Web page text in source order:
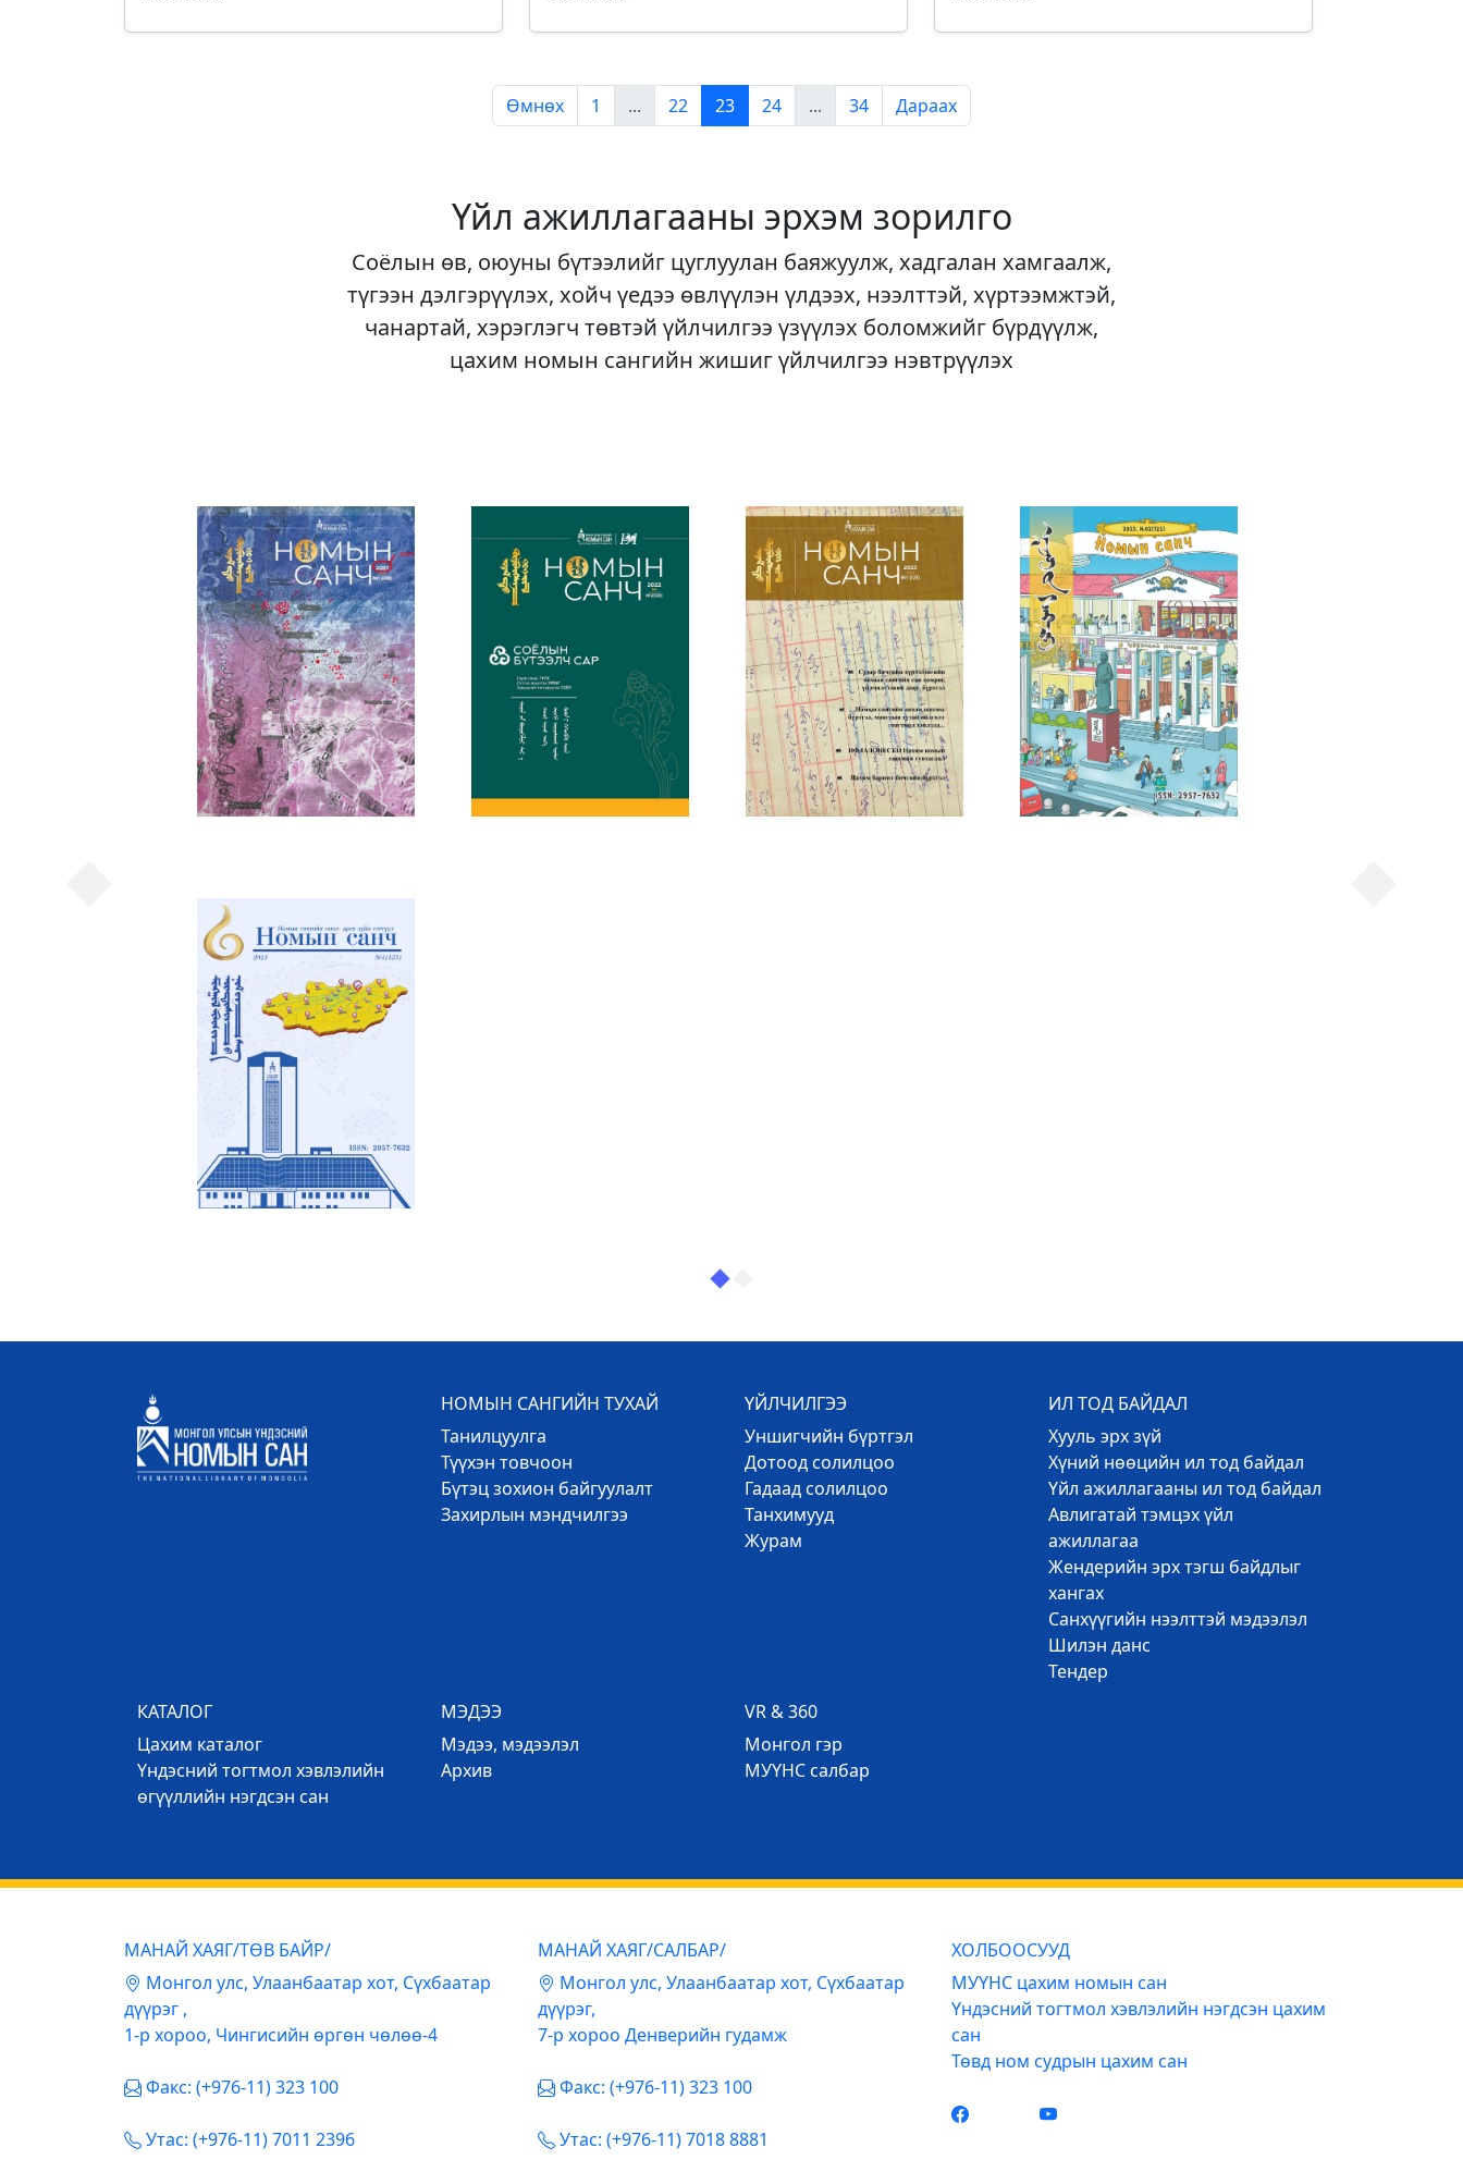
Өмнөх 1 ... 22 23 24 ... 34 Дараах
Үйл ажиллагааны эрхэм зорилго
Соёлын өв, оюуны бүтээлийг цуглуулан баяжуулж, хадгалан хамгаалж,
түгээн дэлгэрүүлэх, хойч үедээ өвлүүлэн үлдээх, нээлттэй, хүртээмжтэй,
чанартай, хэрэглэгч төвтэй үйлчилгээ үзүүлэх боломжийг бүрдүүлж,
цахим номын сангийн жишиг үйлчилгээ нэвтрүүлэх
НОМЫН САНГИЙН ТУХАЙ
Танилцуулга
Түүхэн товчоон
Бүтэц зохион байгуулалт
Захирлын мэндчилгээ
ҮЙЛЧИЛГЭЭ
Уншигчийн бүртгэл
Дотоод солилцоо
Гадаад солилцоо
Танхимууд
Журам
ИЛ ТОД БАЙДАЛ
Хууль эрх зүй
Хүний нөөцийн ил тод байдал
Үйл ажиллагааны ил тод байдал
Авлигатай тэмцэх үйл
ажиллагаа
Жендерийн эрх тэгш байдлыг
хангах
Санхүүгийн нээлттэй мэдээлэл
Шилэн данс
Тендер
КАТАЛОГ
Цахим каталог
Үндэсний тогтмол хэвлэлийн
өгүүллийн нэгдсэн сан
МЭДЭЭ
Mэдээ, мэдээлэл
Архив
VR & 360
Mонгол гэр
МУҮНС салбар
МАНАЙ ХАЯГ/ТӨВ БАЙР/
Mонгол улс, Улаанбаатар хот, Сүхбаатар
дүүрэг ,
1-р хороо, Чингисийн өргөн чөлөө-4
Факс: (+976-11) 323 100
Утас: (+976-11) 7011 2396
МАНАЙ ХАЯГ/САЛБАР/
Mонгол улс, Улаанбаатар хот, Сүхбаатар
дүүрэг,
7-р хороо Денверийн гудамж
Факс: (+976-11) 323 100
Утас: (+976-11) 7018 8881
ХОЛБООСУУД
МУҮНС цахим номын сан
Үндэсний тогтмол хэвлэлийн нэгдсэн цахим
сан
Төвд ном судрын цахим сан